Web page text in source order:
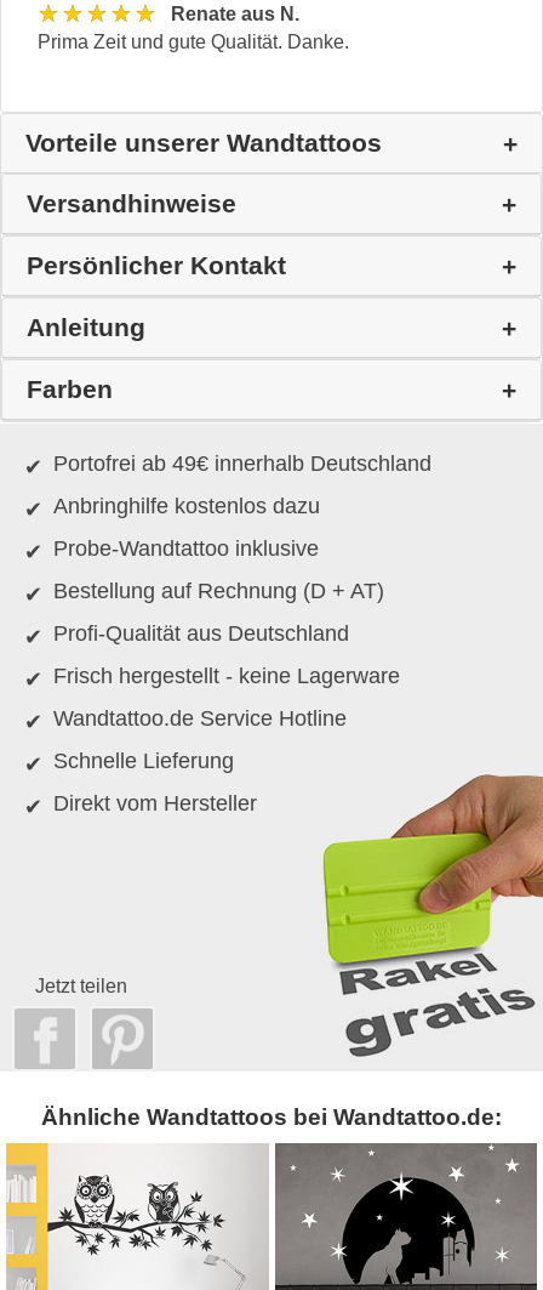
★★★★★
Renate aus N.
Prima Zeit und gute Qualität. Danke.
Vorteile unserer Wandtattoos
Versandhinweise
Persönlicher Kontakt
Anleitung
Farben
Portofrei ab 49€ innerhalb Deutschland
Anbringhilfe kostenlos dazu
Probe-Wandtattoo inklusive
Bestellung auf Rechnung (D + AT)
Profi-Qualität aus Deutschland
Frisch hergestellt - keine Lagerware
Wandtattoo.de Service Hotline
Schnelle Lieferung
Direkt vom Hersteller
Jetzt teilen
Ähnliche Wandtattoos bei Wandtattoo.de: